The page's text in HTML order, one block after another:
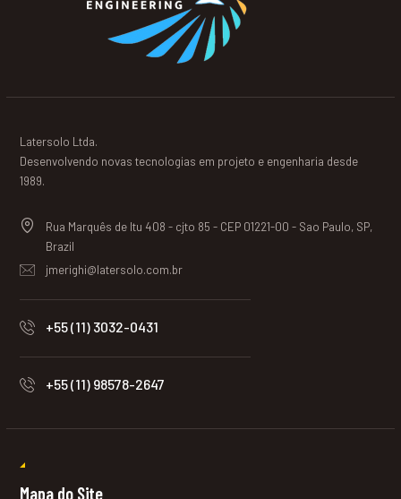
Latersolo Ltda.
Desenvolvendo novas tecnologias em projeto e engenharia desde
1989.
Rua Marquês de Itu 408 - cjto 85 - CEP 01221-00 - Sao Paulo, SP,
Brazil
jmerighi@latersolo.com.br
+55 (11) 3032-0431
+55 (11) 98578-2647
Mapa do Site